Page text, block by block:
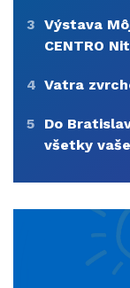
3 Výstava
CENTRO
4 Vatra
5
Do
všetky